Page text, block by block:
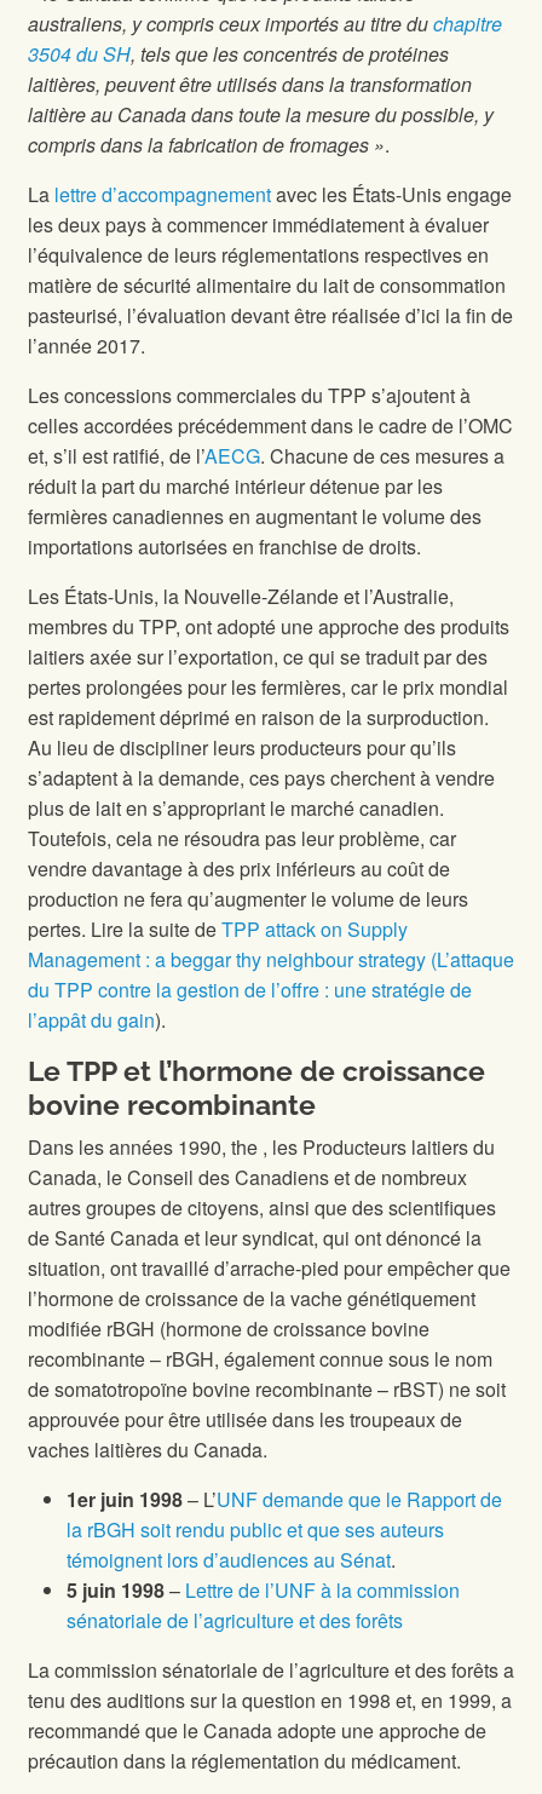
australiens, y compris ceux importés au titre duchapitre
3504 du SH, tels que les concentrés de protéines
laitières, peuvent être utilisés dans la transformation
laitière au Canada dans toute la mesure du possible, y
compris dans la fabrication de fromages ».
La lettre d’accompagnementavec les États-Unis engage
les deux pays à commencer immédiatement à évaluer
l’équivalence de leurs réglementations respectives en
matière de sécurité alimentaire du lait de consommation
pasteurisé, l’évaluation devant être réalisée d’ici la fin de
l’année 2017.
Les concessions commerciales du TPP s’ajoutent à
celles accordées précédemment dans le cadre de l’OMC
et, s’il est ratifié, de l’AECG. Chacune de ces mesures a
réduit la part du marché intérieur détenue par les
fermières canadiennes en augmentant le volume des
importations autorisées en franchise de droits.
Les États-Unis, la Nouvelle-Zélande et l’Australie,
membres du TPP, ont adopté une approche des produits
laitiers axée sur l’exportation, ce qui se traduit par des
pertes prolongées pour les fermières, car le prix mondial
est rapidement déprimé en raison de la surproduction.
Au lieu de discipliner leurs producteurs pour qu’ils
s’adaptent à la demande, ces pays cherchent à vendre
plus de lait en s’appropriant le marché canadien.
Toutefois, cela ne résoudra pas leur problème, car
vendre davantage à des prix inférieurs au coût de
production ne fera qu’augmenter le volume de leurs
pertes. Lire la suite deTPP attack on Supply
Management : a beggar thy neighbour strategy (L’attaque
du TPP contre la gestion de l’offre : une stratégie de
l’appât du gain).
Le TPP et l’hormone de croissance
bovine recombinante
Dans les années 1990, the , les Producteurs laitiers du
Canada, le Conseil des Canadiens et de nombreux
autres groupes de citoyens, ainsi que des scientifiques
de Santé Canada et leur syndicat, qui ont dénoncé la
situation, ont travaillé d’arrache-pied pour empêcher que
l’hormone de croissance de la vache génétiquement
modifiée rBGH (hormone de croissance bovine
recombinante – rBGH, également connue sous le nom
de somatotropoïne bovine recombinante – rBST) ne soit
approuvée pour être utilisée dans les troupeaux de
vaches laitières du Canada.
1er juin 1998– L’UNF demande que le Rapport de
la rBGH soit rendu public et que ses auteurs
témoignent lors d’audiences au Sénat.
5 juin 1998– Lettre de l’UNF à la commission
sénatoriale de l’agriculture et des forêts
La commission sénatoriale de l’agriculture et des forêts a
tenu des auditions sur la question en 1998 et, en 1999, a
recommandé que le Canada adopte une approche de
précaution dans la réglementation du médicament.